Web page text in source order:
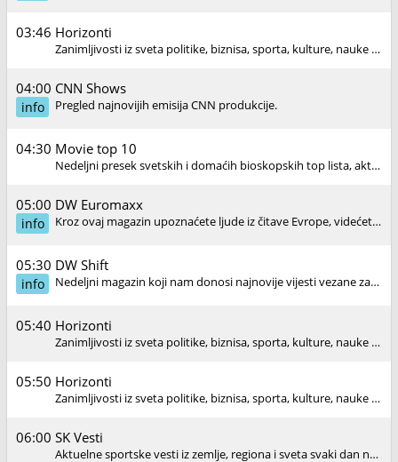
03:46 Horizonti
Zanimljivosti iz sveta politike, biznisa, sporta, kulture, nauke i zabave. Pozadine događaja i fenomena. Priče koje proširuju vidike i približavaju ličnosti, događaje i stvarnost sveta u kome živimo.
04:00
info
CNN Shows
Pregled najnovijih emisija CNN produkcije.
04:30 Movie top 10
Nedeljni presek svetskih i domaćih bioskopskih top lista, aktuelnih blokbastera i ekskluzivni trejleri i najava novih filmova čije nas premijere očekuju u narednom periodu.
05:00
info
DW Euromaxx
Kroz ovaj magazin upoznaćete ljude iz čitave Evrope, videćete kako oni žive, kakve su njihove navike, kultura i svakodnevni život.
05:30
info
DW Shift
Nedeljni magazin koji nam donosi najnovije vijesti vezane za internet.
05:40 Horizonti
Zanimljivosti iz sveta politike, biznisa, sporta, kulture, nauke i zabave. Pozadine događaja i fenomena. Priče koje proširuju vidike i približavaju ličnosti, događaje i stvarnost sveta u kome živimo.
05:50 Horizonti
Zanimljivosti iz sveta politike, biznisa, sporta, kulture, nauke i zabave. Pozadine događaja i fenomena. Priče koje proširuju vidike i približavaju ličnosti, događaje i stvarnost sveta u kome živimo.
06:00 SK Vesti
Aktuelne sportske vesti iz zemlje, regiona i sveta svaki dan na N1.